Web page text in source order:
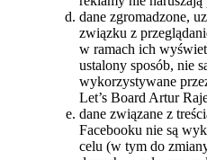
dane zgromadzone,
związku z
w ramach ich
ustalony sposób, nie
wykorzystywane
Let’s Board Artur
dane związane z
Facebooku nie są
celu (w tym do